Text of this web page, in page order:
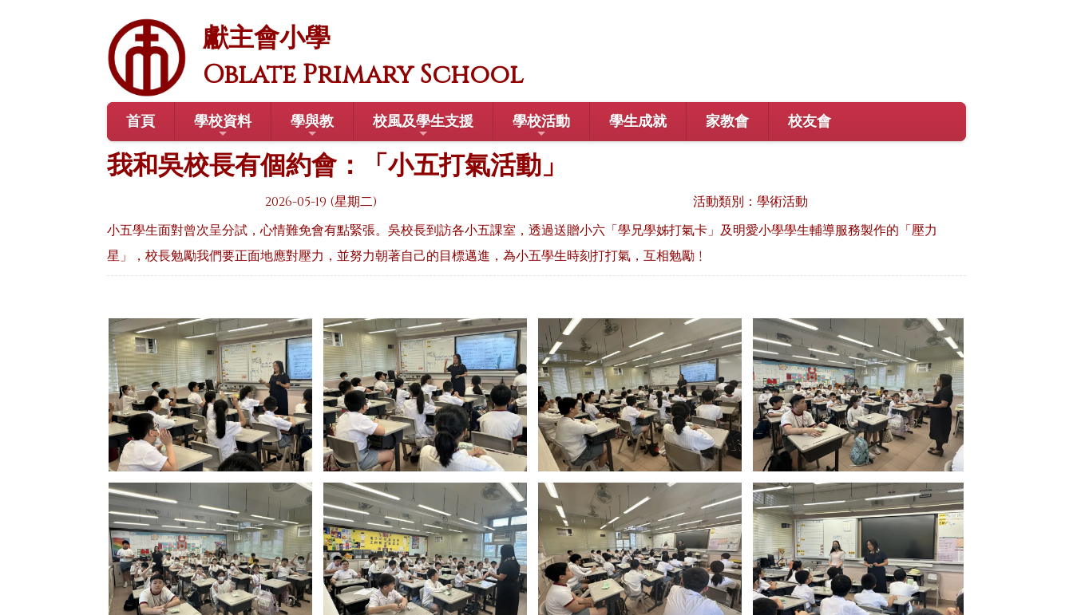
獻主會小學
Oblate Primary School
首頁 學校資料 學與教 校風及學生支援 學校活動 學生成就 家教會 校友會
我和吳校長有個約會：「小五打氣活動」
2026-05-19 (星期二)
活動類別：學術活動
小五學生面對曾次呈分試，心情難免會有點緊張。吳校長到訪各小五課室，透過送贈小六「學兄學姊打氣卡」及明愛小學學生輔導服務製作的「壓力
星」，校長勉勵我們要正面地應對壓力，並努力朝著自己的目標邁進，為小五學生時刻打打氣，互相勉勵﹗